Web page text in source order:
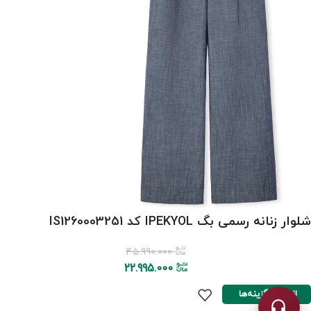
شلوار زنانه رسمی بگ IPEKYOL کد IS1260003251
45.990.000
22.995.000
انتخاب گزینه‌ها